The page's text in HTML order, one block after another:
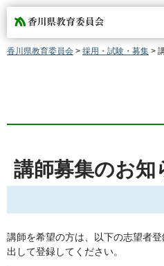
香川県教育委員会
香川県教育委員会 > 採用・試験・募集 >
講師募集のお知
講師を希望の方は、以下の志望者
出して登録してください。